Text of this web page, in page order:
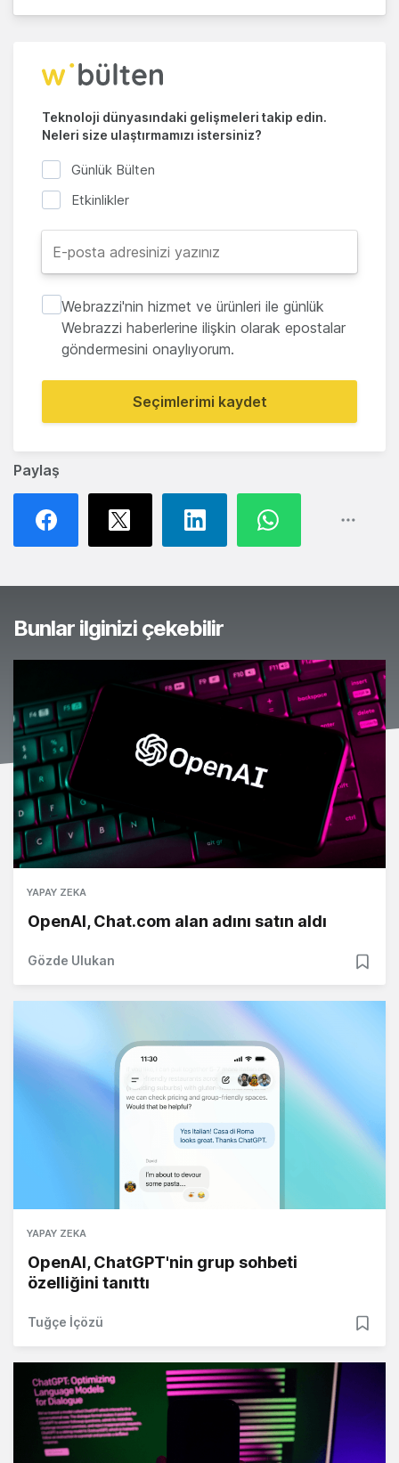
Paylaş
Teknoloji dünyasındaki gelişmeleri takip edin.
Neleri size ulaştırmamızı istersiniz?
Günlük Bülten
Etkinlikler
Webrazzi'nin hizmet ve ürünleri ile günlük
Webrazzi haberlerine ilişkin olarak epostalar
göndermesini onaylıyorum.
Seçimlerimi kaydet
Bunlar ilginizi çekebilir
YAPAY ZEKA
OpenAI, Chat.com alan adını satın aldı
Gözde Ulukan
YAPAY ZEKA
OpenAI, ChatGPT'nin grup sohbeti
özelliğini tanıttı
Tuğçe İçözü